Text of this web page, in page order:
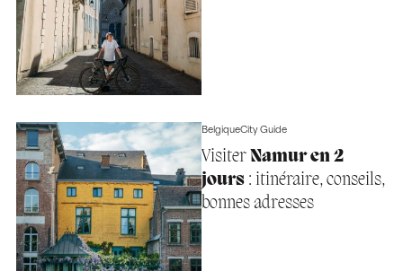
BelgiqueCity Guide
VisiterNamur en 2
jours: itinéraire, conseils,
bonnes adresses